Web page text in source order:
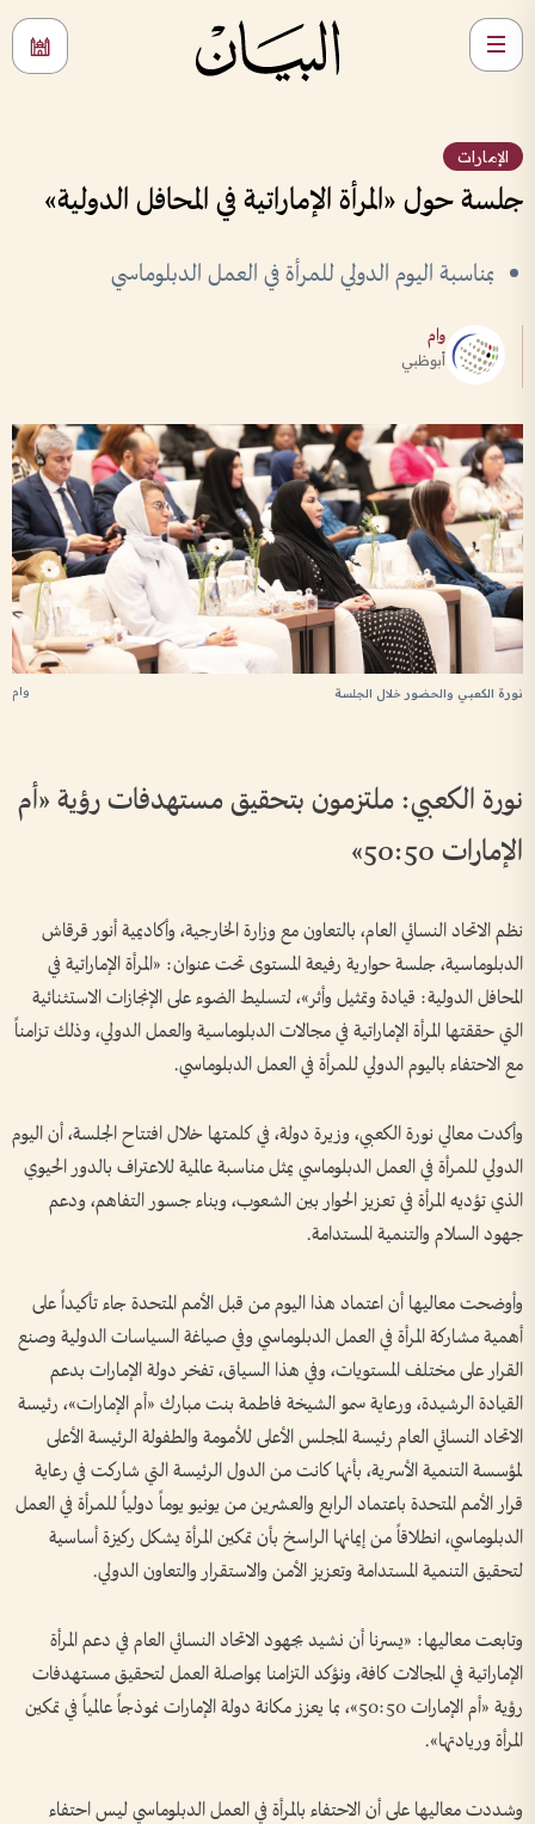
الإمارات
جلسة حول «المرأة الإماراتية في المحافل الدولية»
بمناسبة اليوم الدولي للمرأة في العمل الدبلوماسي
وام
أبوظبي
وام نورة الكعبي والحضور خلال الجلسة
نورة الكعبي: ملتزمون بتحقيق مستهدفات رؤية «أم
الإمارات 50:50»
نظم الاتحاد النسائي العام، بالتعاون مع وزارة الخارجية، وأكاديمية أنور قرقاش
الدبلوماسية، جلسة حوارية رفيعة المستوى تحت عنوان: «المرأة الإماراتية في
المحافل الدولية: قيادة وتمثيل وأثر»، لتسليط الضوء على الإنجازات الاستثنائية
التي حققتها المرأة الإماراتية في مجالات الدبلوماسية والعمل الدولي، وذلك تزامناً
مع الاحتفاء باليوم الدولي للمرأة في العمل الدبلوماسي.
وأكدت معالي نورة الكعبي، وزيرة دولة، في كلمتها خلال افتتاح الجلسة، أن اليوم
الدولي للمرأة في العمل الدبلوماسي يمثل مناسبة عالمية للاعتراف بالدور الحيوي
الذي تؤديه المرأة في تعزيز الحوار بين الشعوب، وبناء جسور التفاهم، ودعم
جهود السلام والتنمية المستدامة.
وأوضحت معاليها أن اعتماد هذا اليوم من قبل الأمم المتحدة جاء تأكيداً على
أهمية مشاركة المرأة في العمل الدبلوماسي وفي صياغة السياسات الدولية وصنع
القرار على مختلف المستويات، وفي هذا السياق، تفخر دولة الإمارات بدعم
القيادة الرشيدة، ورعاية سمو الشيخة فاطمة بنت مبارك «أم الإمارات»، رئيسة
الاتحاد النسائي العام رئيسة المجلس الأعلى للأمومة والطفولة الرئيسة الأعلى
لمؤسسة التنمية الأسرية، بأنها كانت من الدول الرئيسة التي شاركت في رعاية
قرار الأمم المتحدة باعتماد الرابع والعشرين من يونيو يوماً دولياً للمرأة في العمل
الدبلوماسي، انطلاقاً من إيمانها الراسخ بأن تمكين المرأة يشكل ركيزة أساسية
لتحقيق التنمية المستدامة وتعزيز الأمن والاستقرار والتعاون الدولي.
وتابعت معاليها: «يسرنا أن نشيد بجهود الاتحاد النسائي العام في دعم المرأة
الإماراتية في المجالات كافة، ونؤكد التزامنا بمواصلة العمل لتحقيق مستهدفات
رؤية «أم الإمارات 50:50»، بما يعزز مكانة دولة الإمارات نموذجاً عالمياً في تمكين
المرأة وريادتها».
وشددت معاليها على أن الاحتفاء بالمرأة في العمل الدبلوماسي ليس احتفاء